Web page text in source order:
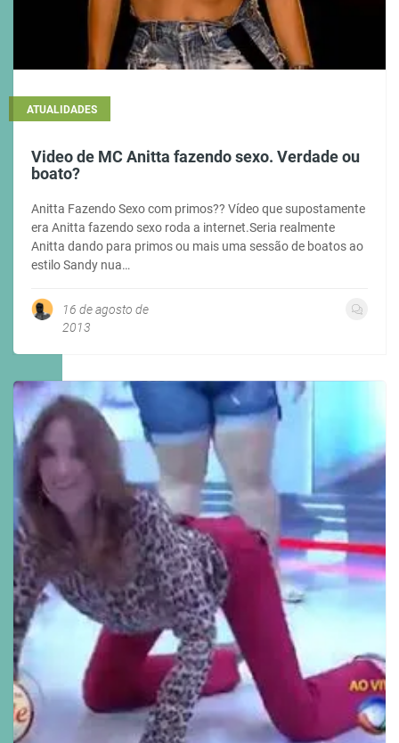
ATUALIDADES
Video de MC Anitta fazendo sexo. Verdade ou
boato?
Anitta Fazendo Sexo com primos?? Vídeo que supostamente
era Anitta fazendo sexo roda a internet.Seria realmente
Anitta dando para primos ou mais uma sessão de boatos ao
estilo Sandy nua…
16 de agosto de
2013